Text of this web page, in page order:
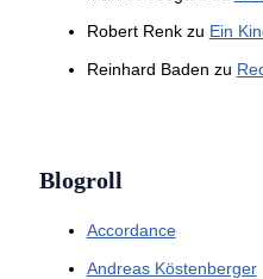
Robert Renkzu Ein
Reinhard Baden zu
Blogroll
Accordance
Andreas Köstenberger